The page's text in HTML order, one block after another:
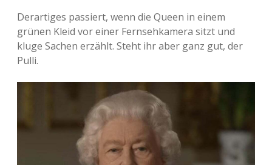
Adventskalender 2023
Adventskalender 2024
Derartiges passiert, wenn die Queen in einem
grünen Kleid vor einer Fernsehkamera sitzt und
kluge Sachen erzählt. Steht ihr aber ganz gut, der
Pulli.